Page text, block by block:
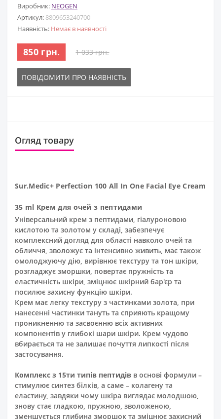
Виробник: NEOGEN
Артикул: 8809653240700
Наявність: Немає в наявності
850 грн. 1 033 грн.
ПОВІДОМИТИ ПРО НАЯВНІСТЬ
Огляд товару
Sur.Medic+ Perfection 100 All In One Facial Eye Cream
35 ml Крем для очей з пептидами
Універсальний крем з пептидами, гіалуроновою
кислотою та золотом у складі, забезпечує
комплексний догляд для області навколо очей та
обличчя, зволожує та інтенсивно живить, має також
омолоджуючу дію, вирівнює текстуру та тон шкіри,
розгладжує зморшки, повертає пружність та
еластичність шкіри, зміцнює шкірний бар'єр та
посилює захисну функцію шкіри.
Крем має легку текстуру з частинками золота, при
нанесенні частинки тануть та сприяють кращому
проникненню та засвоєнню всіх активних
компонентів у глибокі шари шкіри. Крем чудово
вбирається та не залишає почуття липкості після
застосування.
Комплекс з 15ти типів пептидів в основі формули –
стимулює синтез білків, а саме – колагену та
еластину, завдяки чому шкіра виглядає молодшою,
знову стає гладкою, пружною, зволоженою,
зменшується глибина зморшок та зміцнює захисний